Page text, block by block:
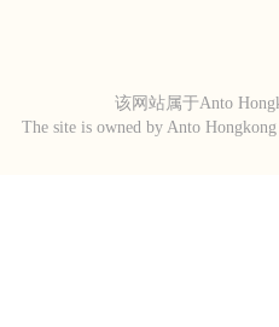
该网站属于Anto
The site is owned by Anto